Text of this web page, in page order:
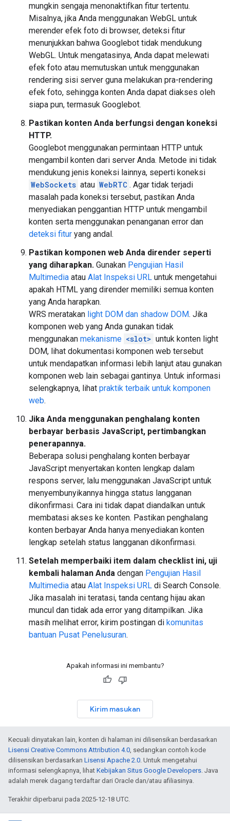
mungkin sengaja menonaktifkan fitur tertentu.
Misalnya, jika Anda menggunakan WebGL untuk
merender efek foto di browser, deteksi fitur
menunjukkan bahwa Googlebot tidak mendukung
WebGL. Untuk mengatasinya, Anda dapat melewati
efek foto atau memutuskan untuk menggunakan
rendering sisi server guna melakukan pra-rendering
efek foto, sehingga konten Anda dapat diakses oleh
siapa pun, termasuk Googlebot.
Pastikan konten Anda berfungsi dengan koneksi
HTTP.
Googlebot menggunakan permintaan HTTP untuk
mengambil konten dari server Anda. Metode ini tidak
mendukung jenis koneksi lainnya, seperti koneksi
WebSockets atau WebRTC . Agar tidak terjadi
masalah pada koneksi tersebut, pastikan Anda
menyediakan penggantian HTTP untuk mengambil
konten serta menggunakan penanganan error dan
deteksi fitur yang andal.
Pastikan komponen web Anda dirender seperti
yang diharapkan. Gunakan Pengujian Hasil
Multimedia atau Alat Inspeksi URL untuk mengetahui
apakah HTML yang dirender memiliki semua konten
yang Anda harapkan.
WRS meratakan light DOM dan shadow DOM. Jika
komponen web yang Anda gunakan tidak
menggunakan mekanisme <slot> untuk konten light
DOM, lihat dokumentasi komponen web tersebut
untuk mendapatkan informasi lebih lanjut atau gunakan
komponen web lain sebagai gantinya. Untuk informasi
selengkapnya, lihat praktik terbaik untuk komponen
web.
Jika Anda menggunakan penghalang konten
berbayar berbasis JavaScript, pertimbangkan
penerapannya.
Beberapa solusi penghalang konten berbayar
JavaScript menyertakan konten lengkap dalam
respons server, lalu menggunakan JavaScript untuk
menyembunyikannya hingga status langganan
dikonfirmasi. Cara ini tidak dapat diandalkan untuk
membatasi akses ke konten. Pastikan penghalang
konten berbayar Anda hanya menyediakan konten
lengkap setelah status langganan dikonfirmasi.
Setelah memperbaiki item dalam checklist ini, uji
kembali halaman Anda dengan Pengujian Hasil
Multimedia atau Alat Inspeksi URL di Search Console.
Jika masalah ini teratasi, tanda centang hijau akan
muncul dan tidak ada error yang ditampilkan. Jika
masih melihat error, kirim postingan di komunitas
bantuan Pusat Penelusuran.
Apakah informasi ini membantu?
Kirim masukan
Kecuali dinyatakan lain, konten di halaman ini dilisensikan berdasarkan
Lisensi Creative Commons Attribution 4.0, sedangkan contoh kode
dilisensikan berdasarkan Lisensi Apache 2.0. Untuk mengetahui
informasi selengkapnya, lihat Kebijakan Situs Google Developers. Java
adalah merek dagang terdaftar dari Oracle dan/atau afiliasinya.
Terakhir diperbarui pada 2025-12-18 UTC.